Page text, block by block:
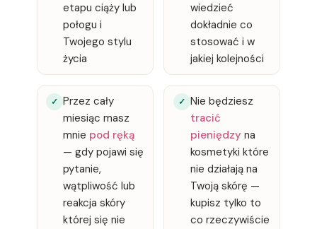
etapu ciąży lub
połogu i
Twojego stylu
życia
wiedzieć
dokładnie co
stosować i w
jakiej kolejności
✓ Przez cały
miesiąc masz
mnie pod ręką
— gdy pojawi się
pytanie,
wątpliwość lub
reakcja skóry
której się nie
✓ Nie będziesz
tracić
pieniędzy na
kosmetyki które
nie działają na
Twoją skórę —
kupisz tylko to
co rzeczywiście